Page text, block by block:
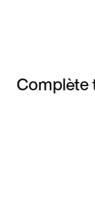
Complète